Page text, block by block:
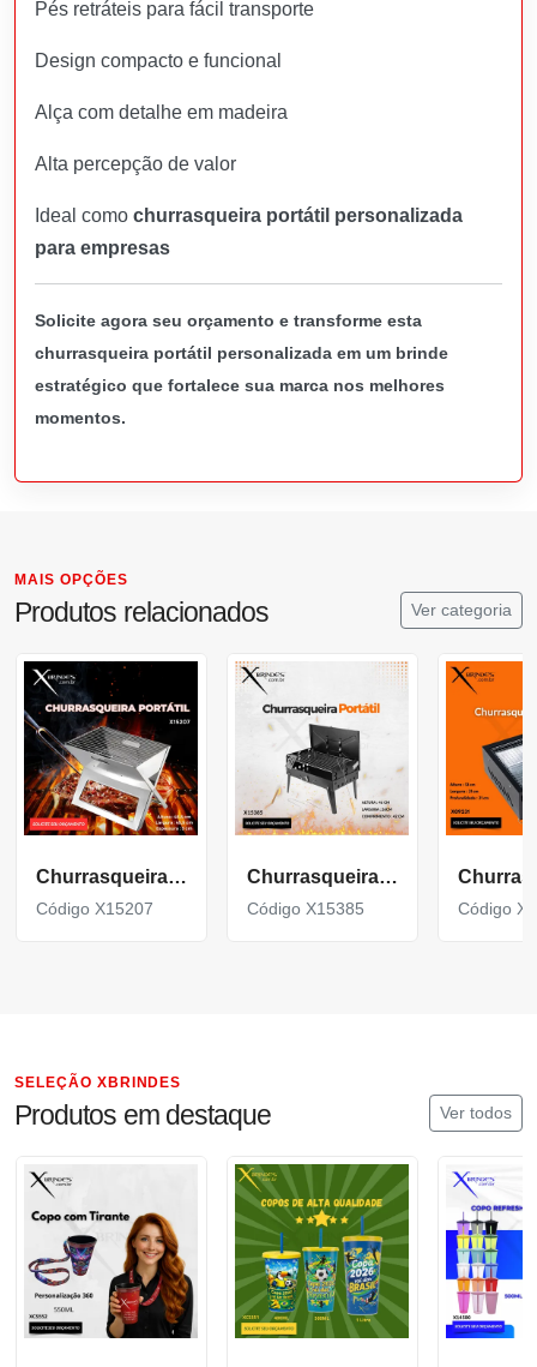
Pés retráteis para fácil transporte
Design compacto e funcional
Alça com detalhe em madeira
Alta percepção de valor
Ideal como churrasqueira portátil personalizada
para empresas
Solicite agora seu orçamento e transforme esta
churrasqueira portátil personalizada em um brinde
estratégico que fortalece sua marca nos melhores
momentos.
MAIS OPÇÕES
Produtos relacionados Ver categoria
Churrasqueira Portátil
Código X15207
Churrasqueira Portátil a carvão feita em metal X15385
Código X15385 Código
SELEÇÃO XBRINDES
Produtos em destaque Ver todos